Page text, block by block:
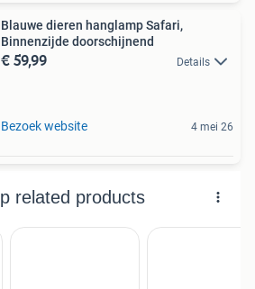
Blauwe dieren hanglamp Safari,
Binnenzijde doorschijnend
€ 59,99 Details
Bezoek website 4 mei 26